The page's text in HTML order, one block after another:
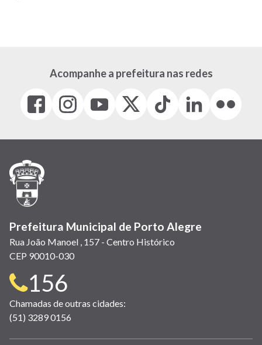
Acompanhe a prefeitura nas redes
Facebook
(link
em
janela)
Instagram
(link
em
(link
em
(Antigo
(link
Tiktok
(link
em
LinkedIn
(link
em
(link
em
Prefeitura Municipal de Porto Alegre
Rua João Manoel , 157 - Centro Histórico
CEP 90010-030
Telefone
para
contato:
156
Chamadas de outras cidades:
(51) 3289 0156